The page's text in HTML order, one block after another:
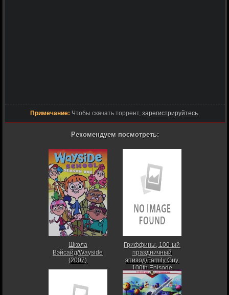
Примечание: Чтобы скачать торрент,зарегистрируйтесь.
Рекомендуем посмотреть:
Школа
Вэйсайд/Wayside
(2007)
Гриффины, 100-ый
праздничный
эпизод/Family Guy
100th Episode
Celebration, The
(2007)